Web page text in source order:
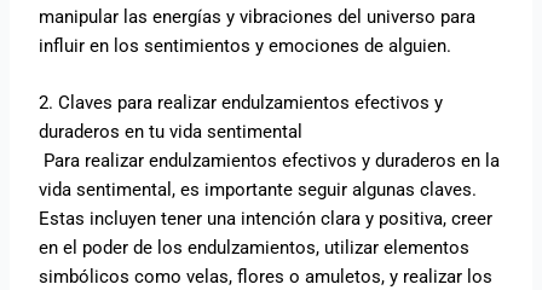
manipular las energías y vibraciones del universo para
influir en los sentimientos y emociones de alguien.
2. Claves para realizar endulzamientos efectivos y
duraderos en tu vida sentimental
Para realizar endulzamientos efectivos y duraderos en la
vida sentimental, es importante seguir algunas claves.
Estas incluyen tener una intención clara y positiva, creer
en el poder de los endulzamientos, utilizar elementos
simbólicos como velas, flores o amuletos, y realizar los